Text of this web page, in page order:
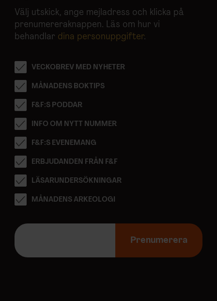
Välj utskick, ange mejladress och klicka på
prenumereraknappen. Läs om hur vi
behandlar dina personuppgifter.
VECKOBREV MED NYHETER
MÅNADENS BOKTIPS
F&F:S PODDAR
INFO OM NYTT NUMMER
F&F:S EVENEMANG
ERBJUDANDEN FRÅN F&F
LÄSARUNDERSÖKNINGAR
MÅNADENS ARKEOLOGI
E
p
Prenumerera